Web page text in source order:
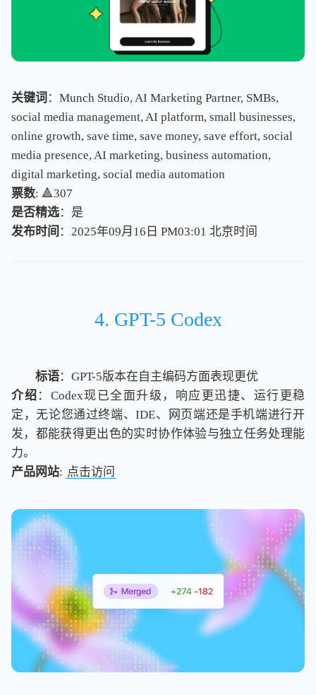
关键词 ：Munch Studio, AI Marketing Partner, SMBs,
social media management, AI platform, small businesses,
online growth, save time, save money, save effort, social
media presence, AI marketing, business automation,
digital marketing, social media automation
票数: 🔺307
是否精选：是
发布时间 ：2025年09月16日 PM03:01 北京时间
北京时间
4. GPT-5 Codex
标语：GPT-5版本在自主编码方面表现更优
介绍 ：Codex现已全面升级，响应更迅捷、运行更稳
定，无论您通过终端、IDE、网页端还是手机端进行开
发，都能获得更出色的实时协作体验与独立任务处理能
力。
产品网站: 点击访问